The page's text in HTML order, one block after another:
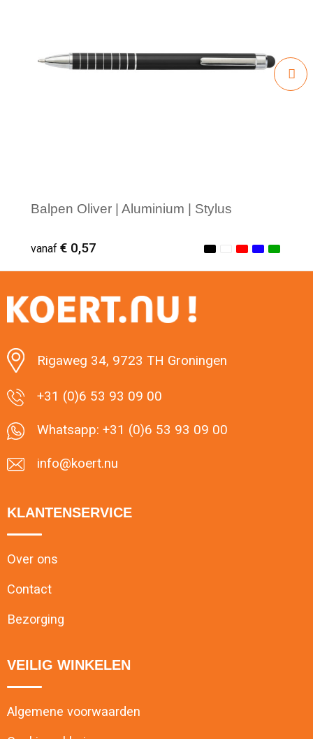
Balpen Oliver | Aluminium | Stylus
vanaf € 0,57
Minimale afname: 1
Rigaweg 34, 9723 TH Groningen
+31 (0)6 53 93 09 00
Whatsapp: +31 (0)6 53 93 09 00
info@koert.nu
KLANTENSERVICE
Over ons
Contact
Bezorging
VEILIG WINKELEN
Algemene voorwaarden